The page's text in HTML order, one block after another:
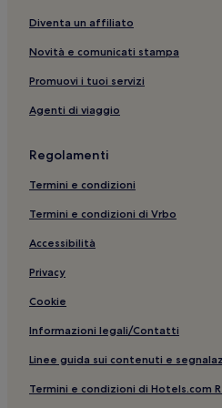
vicinanze
Sala del Bramante - Galleria
vicinanze
Via del Corso: hotel a 3 stelle
Roma: hotel a 5 stelle
Casa Museo Keats-Shelley:
Via Cola di Rienzo: Hotel per
Roma: Resort e hotel con spa
Diventa un affiliato
Novità e comunicati stampa
Promuovi i tuoi servizi
Agenti di viaggio
Regolamenti
Termini e condizioni
Termini e condizioni di Vrbo
Accessibilità
Privacy
Cookie
Informazioni legali/Contatti
Linee guida sui contenuti e
Termini e condizioni di Hotels.com